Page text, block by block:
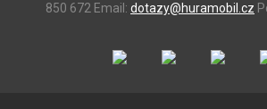
850 672 Email: dotazy@huramobil.cz